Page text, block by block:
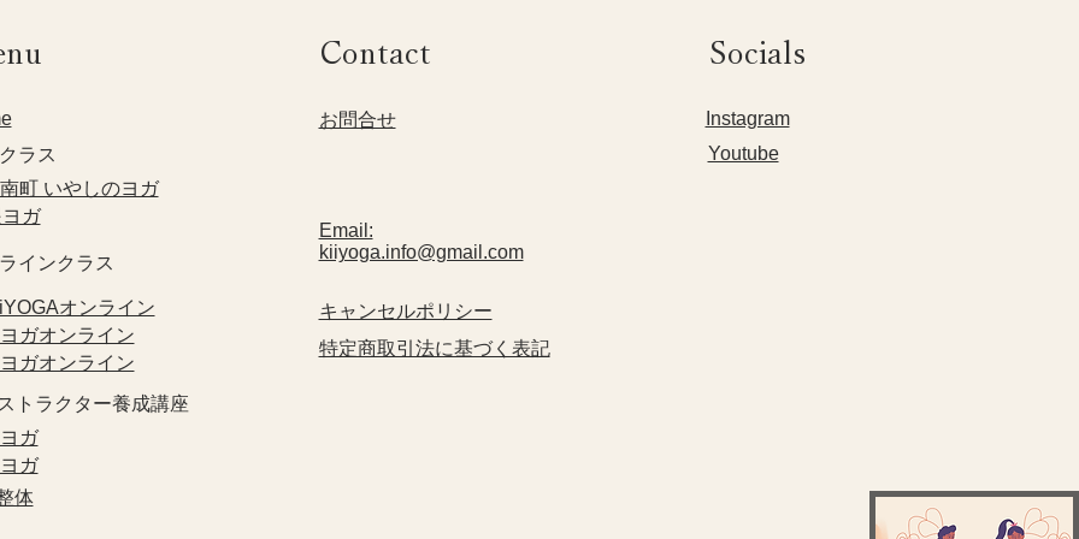
ラス​
町 いやしのヨガ
ヨガ
インクラス
オンライン
ガオンライン
ガオンライン
トラクター養成講座
ガ
ガ
体
Contact
​お問合せ
Email:
kiiyoga.info@gmail.com
​キャンセルポリシー
特定商取引法に基づく表記
Socials
​Instagram
Youtube